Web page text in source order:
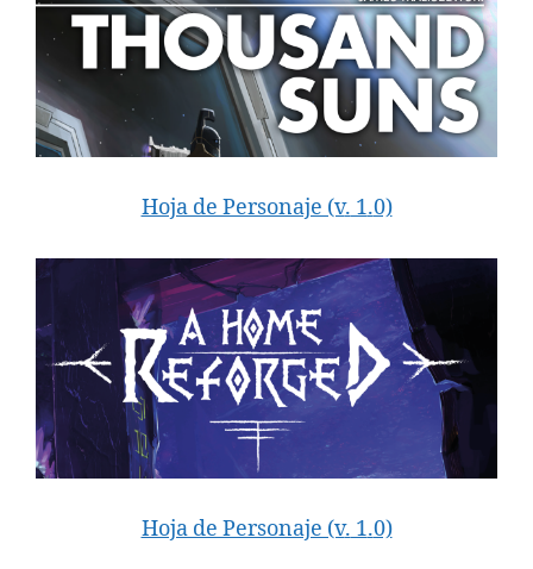
Hoja de Personaje (v. 1.0)
Hoja de Personaje (v. 1.0)